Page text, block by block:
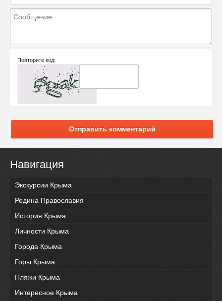
Повторите код:
Отправить комментарий
Навигация
Экскурсии Крыма
Родина Православия
История Крыма
Личности Крыма
Города Крыма
Горы Крыма
Пляжи Крыма
Интересное Крыма